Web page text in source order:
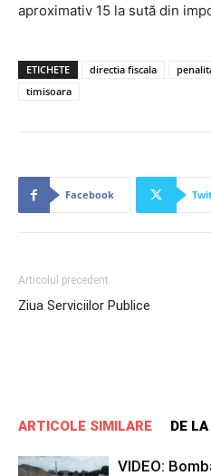
aproximativ 15 la sută din
ETICHETE directia fiscala
timisoara
Facebook
Articolul precedent
Ziua Serviciilor Publice
ARTICOLE SIMILARE DE
VIDEO: